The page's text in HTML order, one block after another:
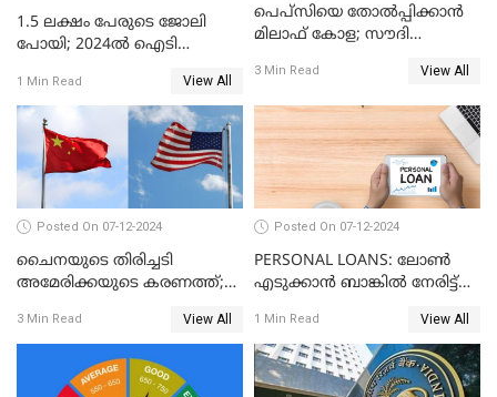
1.5 ലക്ഷം പേരുടെ ജോലി
പോയി; 2024ൽ ഐടി
1 Min Read View All
പെപ്സിയെ തോൽപ്പിക്കാൻ
മിലാഫ് കോള; സൗദി
കോളയേക്കുറിച്ച് അറിയാം
3 Min Read View All
Posted On 07-12-2024
ചൈനയുടെ തിരിച്ചടി
അമേരിക്കയുടെ കരണത്ത്;
3 Min Read View All
Posted On 07-12-2024
PERSONAL LOANS: ലോൺ
എടുക്കാൻ ബാങ്കിൽ നേരിട്ട്
ചെയ്തുകൂടേ?
1 Min Read View All